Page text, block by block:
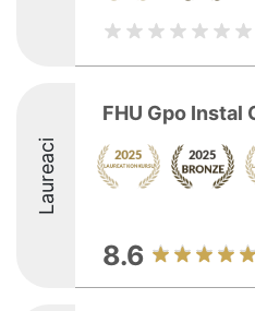
Laureaci
FHU Gpo Instal
8.6